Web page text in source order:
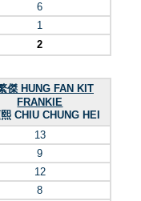
6
1
2
傑 HUNG FAN KIT
FRANKIE
CHIU CHUNG HEI
13
9
12
8